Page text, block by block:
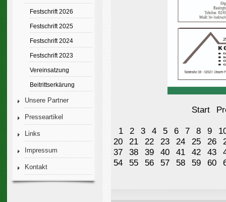
Festschrift 2026
Festschrift 2025
Festschrift 2024
Festschrift 2023
Vereinsatzung
Beitrittserkärung
Unsere Partner
Presseartikel
Links
Impressum
Kontakt
Start
1 2 3 4 5 6 7 8 9
20
21 22 23 24 25 26
37
38 39 40 41 42 43
54
55 56 57 58 59 60